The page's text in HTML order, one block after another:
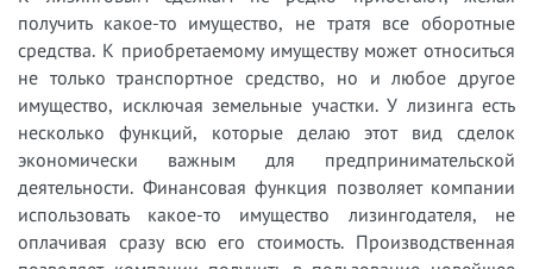
получить какое-то имущество, не тратя все оборотные
средства. К приобретаемому имуществу может относиться
не только транспортное средство, но и любое другое
имущество, исключая земельные участки. У лизинга есть
несколько функций, которые делаю этот вид сделок
экономически важным для предпринимательской
деятельности. Финансовая функция позволяет компании
использовать какое-то имущество лизингодателя, не
оплачивая сразу всю его стоимость. Производственная